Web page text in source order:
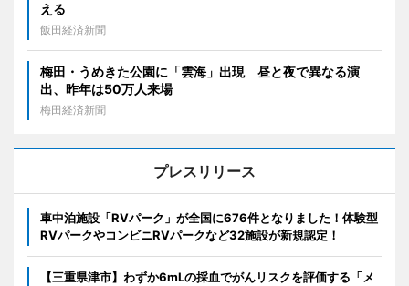
える
飯田経済新聞
梅田・うめきた公園に「雲海」出現 昼と夜で異なる演
出、昨年は50万人来場
梅田経済新聞
プレスリリース
車中泊施設「RVパーク」が全国に676件となりました！体験型
RVパークやコンビニRVパークなど32施設が新規認定！
【三重県津市】わずか6mLの採血でがんリスクを評価する「メ